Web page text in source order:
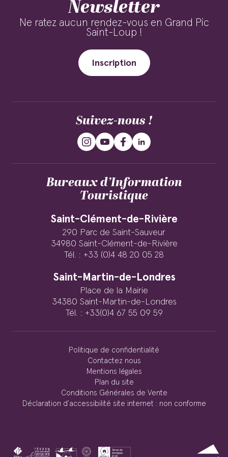
Newsletter
Ne ratez aucun rendez-vous en Grand Pic
Saint-Loup !
Inscription
Suivez-nous !
Bureaux d’Information
Touristique
Saint-Clément-de-Rivière
290 Parc de Saint-Sauveur
34980 Saint-Clément-de-Rivière
Tél. : +33 (0)4 48 20 05 28
Saint-Martin-de-Londres
Place de la Mairie
34380 Saint-Martin-de-Londres
Tél. : +33(0)4 67 55 09 59
Politique de confidentialité
Contactez nous
Mentions légales
Plan du site
Conditions Générales de Vente
Déclaration d’accessibilité site internet : non conforme